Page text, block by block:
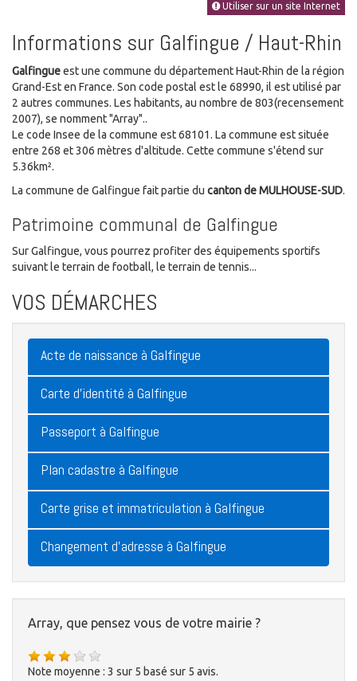
Utiliser sur un site Internet
Informations sur Galfingue / Haut-Rhin
Galfingueest une commune du département Haut-Rhin de la région
Grand-Est en France. Son code postal est le 68990, il est utilisé par
2 autres communes. Les habitants, au nombre de 803(recensement
2007), se nomment "Array"..
Le code Insee de la commune est 68101. La commune est située
entre 268 et 306 mètres d'altitude. Cette commune s'étend sur
5.36km².
La commune de Galfingue fait partie du canton de MULHOUSE-SUD.
Patrimoine communal de Galfingue
Sur Galfingue, vous pourrez profiter des équipements sportifs
suivant le terrain de football, le terrain de tennis...
VOS DÉMARCHES
Acte de naissance à Galfingue
Carte d'identité à Galfingue
Passeport à Galfingue
Plan cadastre à Galfingue
Carte grise et immatriculation à Galfingue
Changement d'adresse à Galfingue
Array, que pensez vous de votre mairie ?
Note moyenne : 3 sur 5 basé sur 5 avis.